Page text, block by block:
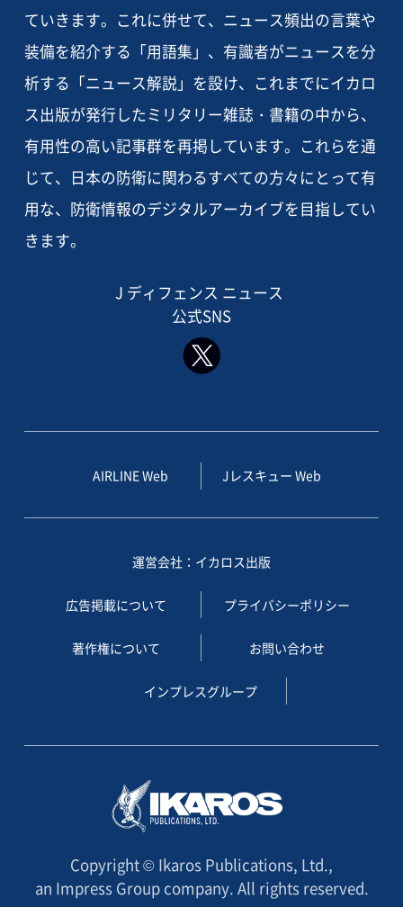
ていきます。これに併せて、ニュース頻出の言葉や
装備を紹介する「用語集」、有識者がニュースを分
析する「ニュース解説」を設け、これまでにイカロ
ス出版が発行したミリタリー雑誌・書籍の中から、
有用性の高い記事群を再掲しています。これらを通
じて、日本の防衛に関わるすべての方々にとって有
用な、防衛情報のデジタルアーカイブを目指してい
きます。
J ディフェンス ニュース
公式SNS
AIRLINE Web Jレスキュー Web
運営会社：イカロス出版
広告掲載について プライバシーポリシー
著作権について お問い合わせ
インプレスグループ
Copyright © Ikaros Publications, Ltd.,
an Impress Group company. All rights reserved.